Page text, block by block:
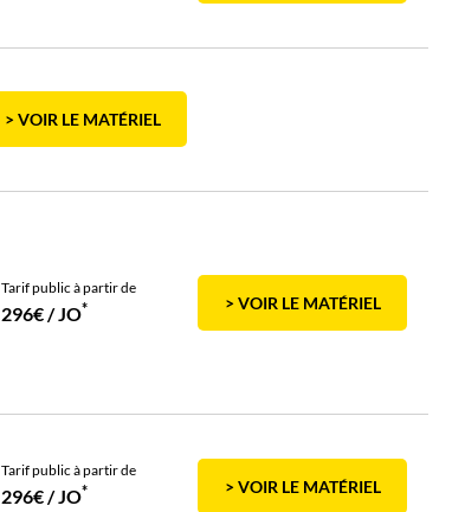
> VOIR LE MATÉRIEL
Tarif public à partir de
296€ / JO* > VOIR LE MATÉRIEL
Tarif public à partir de
296€ / JO* > VOIR LE MATÉRIEL